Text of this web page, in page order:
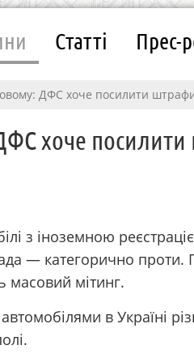
Статті Прес-
ДФС хоче посилити штрафи
хоче посилити
з іноземною
— категорично
масовий мітинг.
в Україні